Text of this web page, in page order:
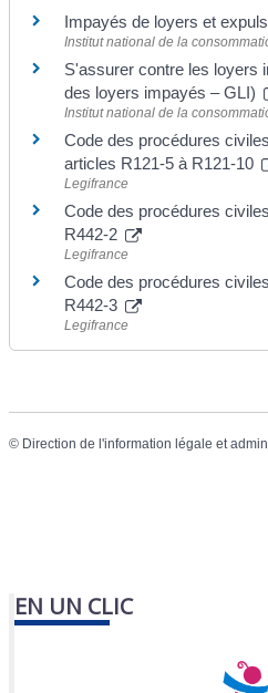
Impayés de loyers et
Institut national de la
S'assurer contre les loyers
des loyers impayés – GLI)
Institut national de la
Code des procédures
articles R121-5 à R121-10
Legifrance
Code des procédures
R442-2
Legifrance
Code des procédures
R442-3
Legifrance
© Direction de l'information légale et
EN UN CLIC